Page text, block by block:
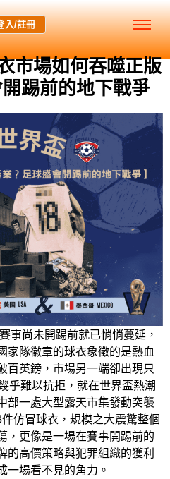
入/註冊
市場如何吞噬正版
踢前的地下戰爭
事尚未開踢前就已悄悄蔓延，
家隊徽章的球衣象徵的是熱血
百英鎊，市場另一端卻出現只
乎難以抗拒，就在世界盃熱潮
部一處大型露天市集發動突襲
仿冒球衣，規模之大震驚整個
，更像是一場在賽事開踢前的
的高價策略與犯罪組織的獲利
一場看不見的角力。